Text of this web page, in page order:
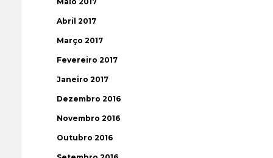
Abril 2017
Março 2017
Fevereiro 2017
Janeiro 2017
Dezembro 2016
Novembro 2016
Outubro 2016